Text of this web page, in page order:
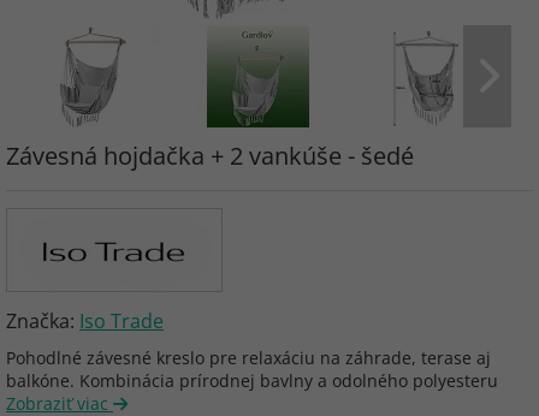
Závesná hojdačka + 2 vankúše - šedé
Značka: Iso Trade
Pohodlné závesné kreslo pre relaxáciu na záhrade, terase aj
balkóne. Kombinácia prírodnej bavlny a odolného polyesteru
Zobraziť viac